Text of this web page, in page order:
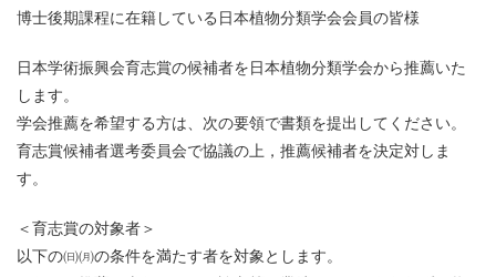
博士後期課程に在籍している日本植物分類学会会員の皆様
日本学術振興会育志賞の候補者を日本植物分類学会から推薦いた
します。
学会推薦を希望する方は、次の要領で書類を提出してください。
育志賞候補者選考委員会で協議の上，推薦候補者を決定対しま
す。
＜育志賞の対象者＞
以下の㈰㈪の条件を満たす者を対象とします。